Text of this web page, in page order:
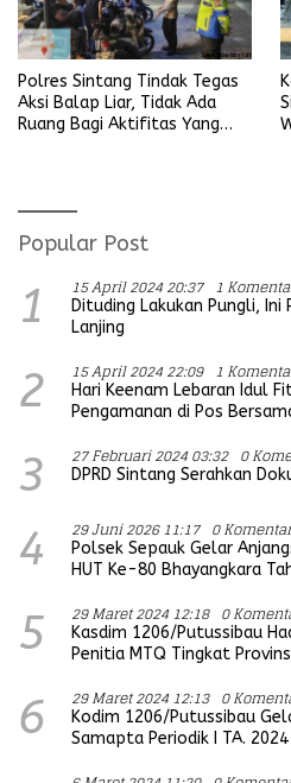
Polres Sintang Tindak Tegas
Aksi Balap Liar, Tidak Ada
Ruang Bagi Aktifitas Yang
Popular Post
1 15 April 2024 20:37 1
Dituding Lakukan Pungli, Ini
Lanjing
2 15 April 2024 22:09 1
Hari Keenam Lebaran Idul
Pengamanan di Pos
3 27 Februari 2024 03:32 0
DPRD Sintang Serahkan
4 29 Juni 2026 11:17 0 Komentar
Polsek Sepauk Gelar
HUT Ke-80 Bhayangkara
5 29 Maret 2024 12:18 0
Kasdim 1206/Putussibau
Penitia MTQ Tingkat
6 29 Maret 2024 12:13 0
Kodim 1206/Putussibau
Samapta Periodik I TA. 2024